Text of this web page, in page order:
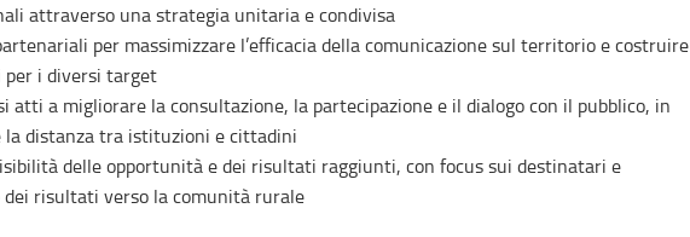
attraverso una strategia unitaria e condivisa
per massimizzare l’efficacia della comunicazione sul territorio e costruire
per i diversi target
atti a migliorare la consultazione, la partecipazione e il dialogo con il pubblico, in
la distanza tra istituzioni e cittadini
delle opportunità e dei risultati raggiunti, con focus sui destinatari e
dei risultati verso la comunità rurale